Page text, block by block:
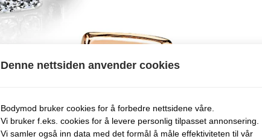
Denne nettsiden anvender cookies
Bodymod bruker cookies for å forbedre nettsidene våre.
Vi bruker f.eks. cookies for å levere personlig tilpasset annonsering.
Vi samler også inn data med det formål å måle effektiviteten til vår